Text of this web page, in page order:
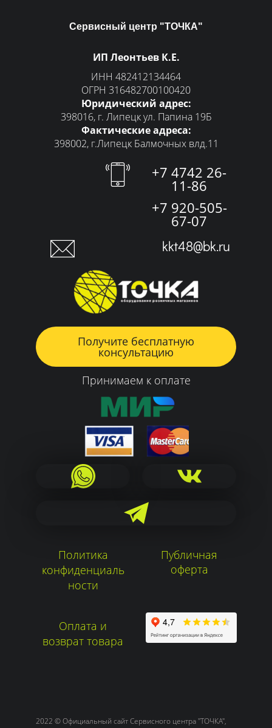
Сервисный центр "ТОЧКА"
ИП Леонтьев К.Е.
ИНН 482412134464
ОГРН 316482700100420
Юридический адрес:
398016, г. Липецк ул. Папина 19Б
Фактические адреса:
398002, г.Липецк Балмочных влд.11
+7 4742 26-
11-86
+7 920-505-
67-07
kkt48@bk.ru
Получите бесплатную
консультацию
Принимаем к оплате
Политика
конфиденциаль
ности
Публичная
оферта
Оплата и
возврат товара
2022 © Официальный сайт Сервисного центра "ТОЧКА",